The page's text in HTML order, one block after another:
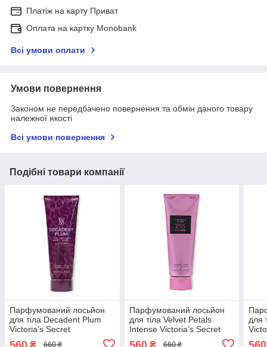
Платіж на карту Приват
Оплата на картку Monobank
Всі умови оплати
Умови повернення
Законом не передбачено повернення та обмін даного товару
належної якості
Всі умови повернення
Подібні товари компанії
Парфумований лосьйон
для тіла Decadent Plum
Victoria’s Secret
560 ₴ 660 ₴
Парфумований лосьйон
для тіла Velvet Petals
Intense Victoria’s Secret
560₴ 660 ₴
для
560